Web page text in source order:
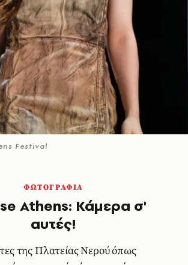
Festival
ΦΩΤΟΓΡΑΦΙΑ
Athens: Κάμερα σ'
αυτές!
της Πλατείας Νερού όπως